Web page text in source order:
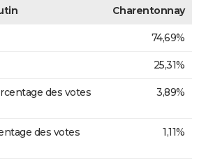
Charentonnay
74,69%
25,31%
des votes
3,89%
des votes
1,11%